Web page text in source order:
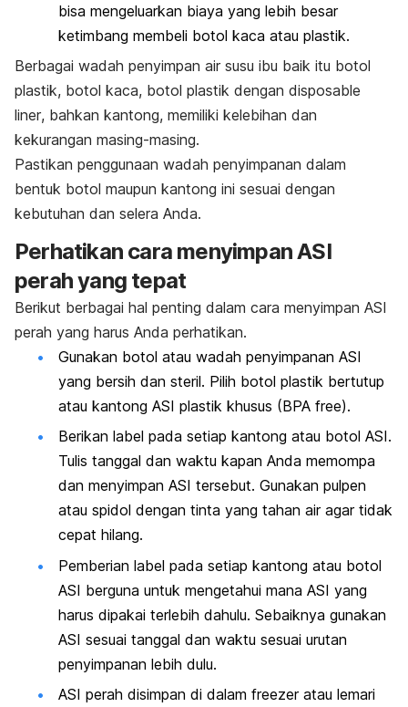
bisa mengeluarkan biaya yang lebih besar
ketimbang membeli botol kaca atau plastik.
Berbagai wadah penyimpan air susu ibu baik itu botol
plastik, botol kaca, botol plastik dengan disposable
liner, bahkan kantong, memiliki kelebihan dan
kekurangan masing-masing.
Pastikan penggunaan wadah penyimpanan dalam
bentuk botol maupun kantong ini sesuai dengan
kebutuhan dan selera Anda.
Perhatikan cara menyimpan ASI
perah yang tepat
Berikut berbagai hal penting dalam cara menyimpan ASI
perah yang harus Anda perhatikan.
Gunakan botol atau wadah penyimpanan ASI
yang bersih dan steril. Pilih botol plastik bertutup
atau kantong ASI plastik khusus (BPA free).
Berikan label pada setiap kantong atau botol ASI.
Tulis tanggal dan waktu kapan Anda memompa
dan menyimpan ASI tersebut. Gunakan pulpen
atau spidol dengan tinta yang tahan air agar tidak
cepat hilang.
Pemberian label pada setiap kantong atau botol
ASI berguna untuk mengetahui mana ASI yang
harus dipakai terlebih dahulu. Sebaiknya gunakan
ASI sesuai tanggal dan waktu sesuai urutan
penyimpanan lebih dulu.
ASI perah disimpan di dalam freezer atau lemari